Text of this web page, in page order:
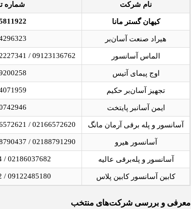
نام شرکت شماره
کیهان گستر مانا
هیراد صنعت آسان‌بر
الماس آسانسور 09123136762 / 02122227341 / 02122224106
اوج پیمای آتیس
تجهیز آسان‌بر حکیم
ایمن آسانبر پایتخت
آسانسور و پله برقی آرمان مانگ 02166572620 / 02166572621 / 02166572622
آسانسور هیرو 02188791290 / 02188790437 / 02188790438
آسانسور و پله‌برقی عالیه 02186037682 / 02186034984
کابین آسانسور کابین پلاس 09122485180 / 02191740142
معرفی و بررسی شرکت‌های منتخب